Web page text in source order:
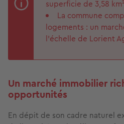
superficie de 3,58
La commune
logements : un
l’échelle de Lorient
Un marché immobilier
opportunités
En dépit de son cadre naturel